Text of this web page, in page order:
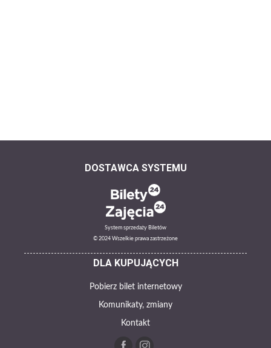
DOSTAWCA SYSTEMU
System sprzedaży Biletów
© 2024 Wszelkie prawa zastrzeżone
DLA KUPUJĄCYCH
Pobierz bilet internetowy
Komunikaty, zmiany
Kontakt